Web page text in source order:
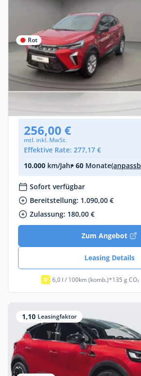
Rot
Privat & Gewerbe
Mitsubishi ASX 1.0 Turbo 6-
Benzin •Manuell •91 PS (67 kW)
256,00 €
mtl. inkl. MwSt.
Effektive Rate: 277,17 €
10.000 km/Jahr• 60 Monate
Sofort verfügbar
Bereitstellung: 1.090,00 €
Zulassung: 180,00 €
Zum Angebot
Leasing Details
D 6,0 l / 100km (komb.)*135 g
1,10 Leasingfaktor